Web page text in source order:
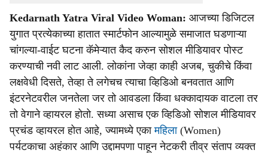
a
r
e
Kedarnath Yatra Viral Video Woman: आजच्या डिजिटल
युगात प्रत्येकाच्या हातात स्मार्टफोन आल्यामुळे समाजात घडणाऱ्या
चांगल्या-वाईट घटना कॅमेऱ्यात कैद करुन सोशल मीडियावर पोस्ट
करण्याची नवी लाट आली. लोकांना जेव्हा काही अजब, चुकीचे किंवा
लक्षवेधी दिसते, तेव्हा ते लगेचच त्याचा व्हिडिओ बनवतात आणि
इंटरनेटवरील जनतेला जर तो आवडला किंवा धक्कादायक वाटला तर
तो वेगाने व्हायरल होतो. सध्या असाच एक व्हिडिओ सोशल मीडियावर
प्रचंड व्हायरल होत आहे, ज्यामध्ये एकामहिला(Women)
पर्यटकाचा अहंकार आणि उद्दामपणा पाहून नेटकरी तीव्र संताप व्यक्त